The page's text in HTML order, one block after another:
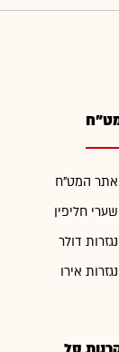
אתר המט"ח
שערי חליפין
נגזרות דולר
נגזרות אירו